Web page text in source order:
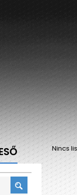
Nincs